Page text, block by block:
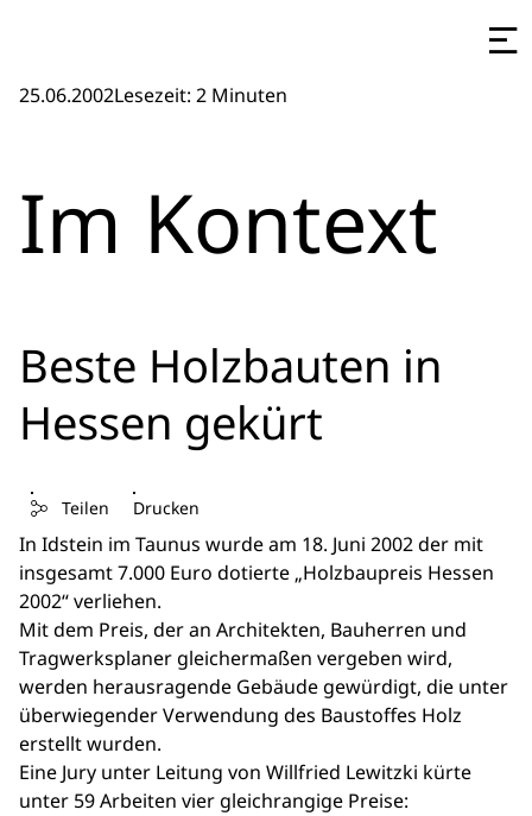
25.06.2002Lesezeit: 2 Minuten
Im Kontext
Beste Holzbauten in
Hessen gekürt
Teilen Drucken
In Idstein im Taunus wurde am 18. Juni 2002 der mit
insgesamt 7.000 Euro dotierte „Holzbaupreis Hessen
2002“ verliehen.
Mit dem Preis, der an Architekten, Bauherren und
Tragwerksplaner gleichermaßen vergeben wird,
werden herausragende Gebäude gewürdigt, die unter
überwiegender Verwendung des Baustoffes Holz
erstellt wurden.
Eine Jury unter Leitung von Willfried Lewitzki kürte
unter 59 Arbeiten vier gleichrangige Preise: